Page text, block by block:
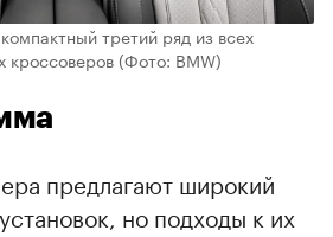
третий ряд из всех
кроссоверов(Фото: BMW)
предлагают широкий
но подходы к их